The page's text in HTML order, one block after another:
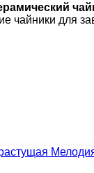
чайники для